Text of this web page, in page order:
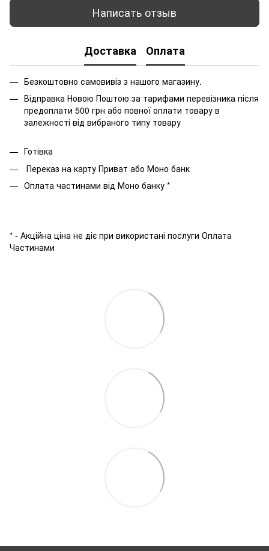
Написать отзыв
Доставка Оплата
Безкоштовно самовивіз з нашого магазину.
Відправка Новою Поштою за тарифами перевізника після
предоплати 500 грн або повної оплати товару в
залежності від вибраного типу товару
Готівка
Переказ на карту Приват або Моно банк
Оплата частинами від Моно банку *
* - Акційна ціна не діє при використані послуги Оплата
Частинами